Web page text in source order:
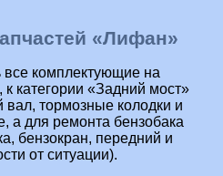
«Лифан»
комплектующие на
к категории «Задний мост»
тормозные колодки и
а для ремонта бензобака
бензокран, передний и
от ситуации).